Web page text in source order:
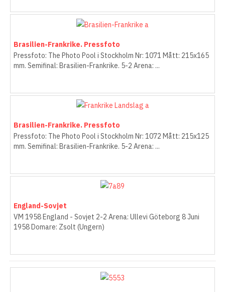
Brasilien-Frankrike. Pressfoto
Pressfoto: The Photo Pool i Stockholm Nr: 1071 Mått: 215x165
mm. Semifinal: Brasilien-Frankrike. 5-2 Arena: ...
Brasilien-Frankrike. Pressfoto
Pressfoto: The Photo Pool i Stockholm Nr: 1072 Mått: 215x125
mm. Semifinal: Brasilien-Frankrike. 5-2 Arena: ...
England-Sovjet
VM 1958 England - Sovjet 2-2 Arena: Ullevi Göteborg 8 Juni
1958 Domare: Zsolt (Ungern)